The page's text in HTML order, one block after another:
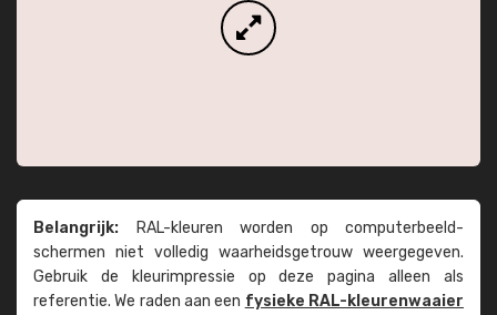
Belangrijk: RAL-kleuren worden op computer­beeld­
schermen niet volledig waarheids­­getrouw weer­gegeven.
Gebruik de kleur­impressie op deze pagina alleen als
referentie. We raden aan een fysieke RAL-kleuren­waaier